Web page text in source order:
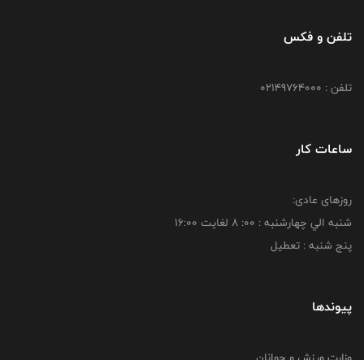
تلفن و فکس
تلفن : 02149764000
ساعات کار
روزهای عادی:
شنبه الي چهارشنبه : 00: 8 لغايت 16:00
پنج شنبه : تعطیل
پیوندها